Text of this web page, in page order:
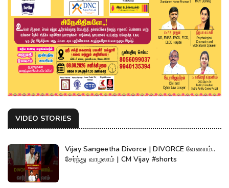
VIDEO STORIES
Vijay Sangeetha Divorce | DIVORCE வேணாம்..
சேர்ந்து வாழலாம் | CM Vijay #shorts